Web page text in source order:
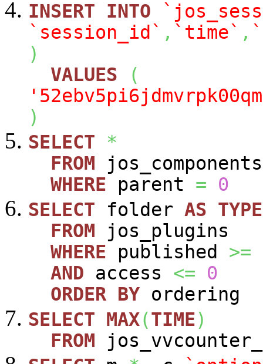
INSERT
INTO
`session_id` , `time` ,
)
VALUES
(
)
SELECT
*
FROM jos_components
WHERE parent =
0
SELECT folder AS TYPE
FROM jos_plugins
WHERE published >=
AND access <=
0
ORDER BY ordering
SELECT MAX(TIME)
FROM